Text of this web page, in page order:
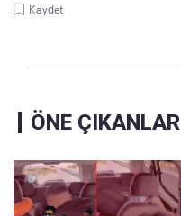
Kaydet
ÖNE ÇIKANLAR